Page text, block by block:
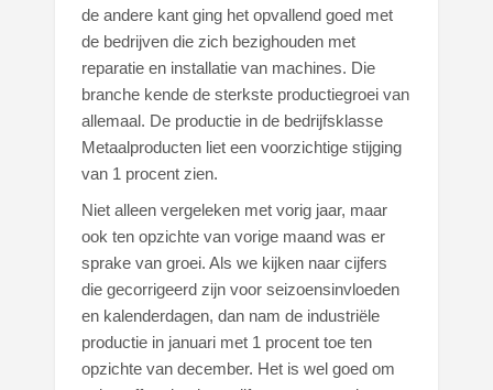
de andere kant ging het opvallend goed met
de bedrijven die zich bezighouden met
reparatie en installatie van machines. Die
branche kende de sterkste productiegroei van
allemaal. De productie in de bedrijfsklasse
Metaalproducten liet een voorzichtige stijging
van 1 procent zien.
Niet alleen vergeleken met vorig jaar, maar
ook ten opzichte van vorige maand was er
sprake van groei. Als we kijken naar cijfers
die gecorrigeerd zijn voor seizoensinvloeden
en kalenderdagen, dan nam de industriële
productie in januari met 1 procent toe ten
opzichte van december. Het is wel goed om